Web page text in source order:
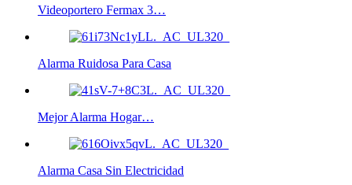
Videoportero Fermax 3…
Alarma Ruidosa Para Casa
Mejor Alarma Hogar…
Alarma Casa Sin Electricidad